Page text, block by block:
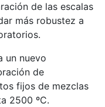
de las escalas
más robustez a
un nuevo
de
fijos de mezclas
2500 ºC.